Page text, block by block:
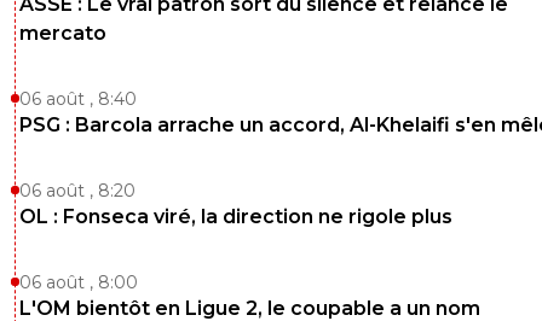
mercato
06 août , 8:40
PSG : Barcola arrache un accord, Al-Khelaifi s'en
06 août , 8:20
OL : Fonseca viré, la direction ne rigole plus
06 août , 8:00
L'OM bientôt en Ligue 2, le coupable a un nom